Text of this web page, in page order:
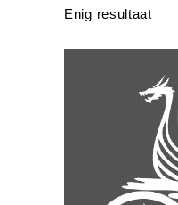
Enig resultaat